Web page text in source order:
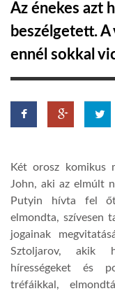
LINKTR.EE
GLOBOZSARU
DOBRAVERO.HU
GLOBOBOOK
Az énekes azt
beszélgetett. A
ennél sokkal
Két orosz komikus
John, aki az elmúlt
Putyin hívta fel
elmondta, szívesen
jogainak
Sztoljarov, akik
hírességeket és
tréfáikkal,